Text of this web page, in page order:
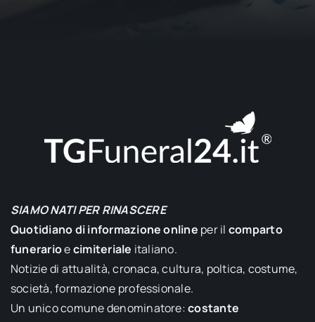
SIAMO NATI PER RINASCERE
Quotidiano di informazione online per il comparto
funerarioecimiteriale italiano.
Notizie di attualità, cronaca, cultura, poltica, costume,
società, formazione professionale.
Un unico comune denominatore:costante